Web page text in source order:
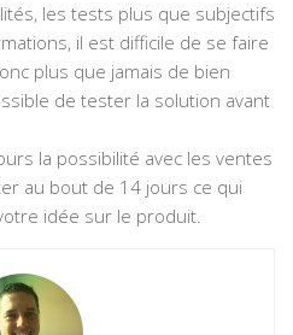
les tests plus que subjectifs
il est difficile de se faire
plus que jamais de bien
de tester la solution avant
la possibilité avec les ventes
au bout de 14 jours ce qui
idée sur le produit.